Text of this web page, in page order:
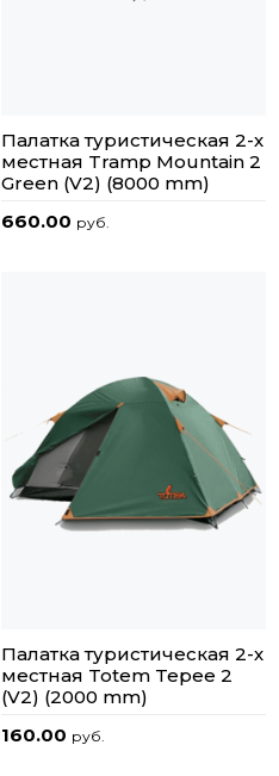
Палатка туристическая 2-х
местная Tramp Mountain 2
Green (V2) (8000 mm)
660.00 руб.
Палатка туристическая 2-х
местная Totem Tepee 2
(V2) (2000 mm)
160.00 руб.